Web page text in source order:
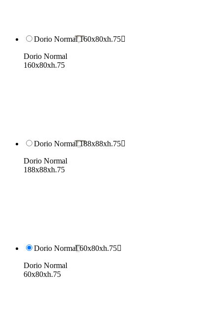
Dorio Normal 160x80xh.75
Dorio Normal
160x80xh.75
Dorio Normal 188x88xh.75
Dorio Normal
188x88xh.75
Dorio Normal 60x80xh.75
Dorio Normal
60x80xh.75